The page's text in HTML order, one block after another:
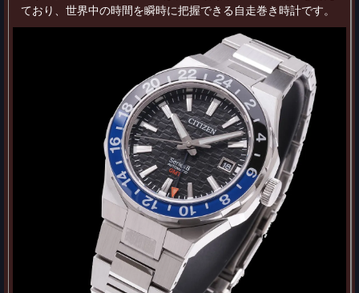
ており、世界中の時間を瞬時に把握できる自走巻き時計です。